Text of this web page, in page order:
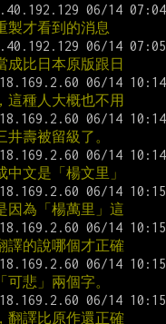
製才看到的消息
比日本原版跟日
種人大概也不用
壽被留級了。
文是「楊文里」
因為「楊萬里」這
譯的說哪個才正確
悲」兩個字。
翻譯比原作還正確